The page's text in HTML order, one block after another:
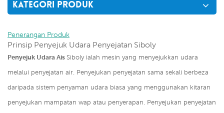
KATEGORI PRODUK
Penerangan Produk
Prinsip Penyejuk Udara Penyejatan Siboly
Penyejuk Udara Ais Siboly ialah mesin yang menyejukkan udara
melalui penyejatan air. Penyejukan penyejatan sama sekali berbeza
daripada sistem penyaman udara biasa yang menggunakan kitaran
penyejukan mampatan wap atau penyerapan. Penyejukan penyejatan